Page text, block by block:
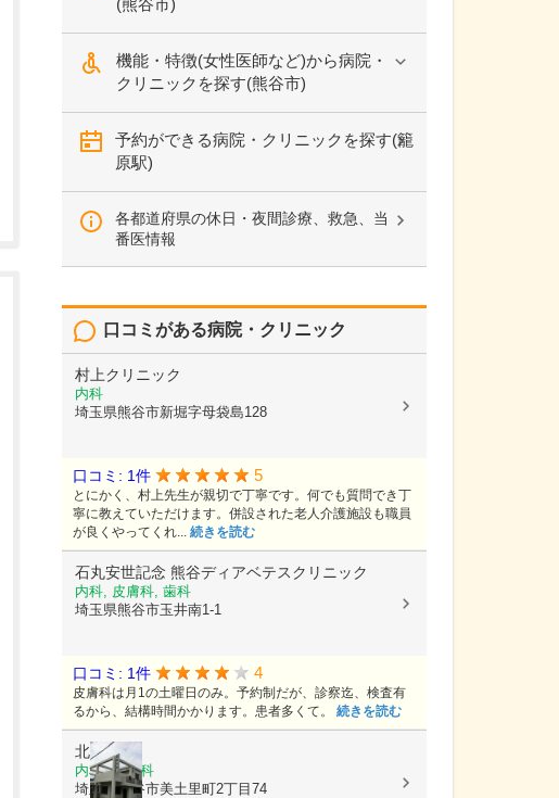
(熊谷市)
機能・特徴(女性医師など)から病院・
クリニックを探す(熊谷市)
予約ができる病院・クリニックを探す(籠
原駅)
各都道府県の休日・夜間診療、救急、当
番医情報
口コミがある病院・クリニック
村上クリニック
内科
埼玉県熊谷市新堀字母袋島128
口コミ: 1件 5
とにかく、村上先生が親切で丁寧です。何でも質問でき丁
寧に教えていただけます。併設された老人介護施設も職員
が良くやってくれ... 続きを読む
石丸安世記念 熊谷ディアベテスクリニック
内科, 皮膚科, 歯科
埼玉県熊谷市玉井南1-1
口コミ: 1件 4
皮膚科は月1の土曜日のみ。予約制だが、診察迄、検査有
るから、結構時間かかります。患者多くて。 続きを読む
北野医院
内科, 小児科
埼玉県熊谷市美土里町2丁目74